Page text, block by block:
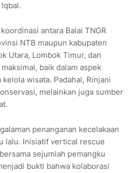
antara Balai TNGR
NTB maupun kabupaten
Utara, Lombok Timur, dan
baik dalam aspek
wisata. Padahal, Rinjani
melainkan juga sumber
penanganan kecelakaan
lalu. Inisiatif vertical rescue
sejumlah pemangku
bukti bahwa kolaborasi